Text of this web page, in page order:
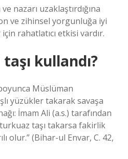
nazarı uzaklaştırdığına
ve zihinsel yorgunluğa iyi
rahatlatıcı etkisi vardır.
kullandı?
Müslüman
yüzükler takarak savaşa
İmam Ali (a.s.) tarafından
taşı takarsa fakirlik
olur.” (Bihar-ul Envar, C. 42,